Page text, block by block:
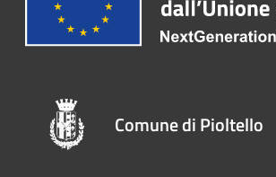
Comune di Pioltello